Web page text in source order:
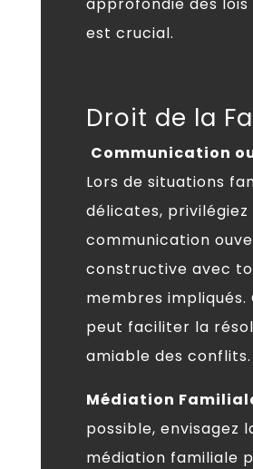
est crucial.
Droit de la
Communication
Lors de situations
délicates, privilégiez
communication
constructive avec
membres impliqués.
peut faciliter la
amiable des conflits.
Médiation
possible, envisagez
médiation familiale